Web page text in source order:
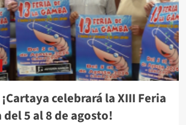
celebrará la XIII Feria
del 5 al 8 de agosto!